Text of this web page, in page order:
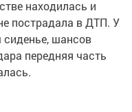
находилась и
пострадала в ДТП. У
сиденье, шансов
передняя часть